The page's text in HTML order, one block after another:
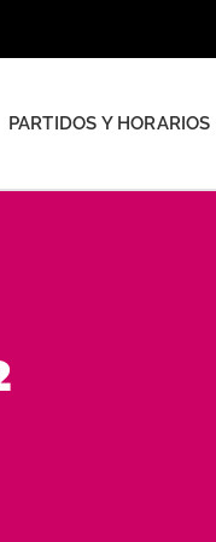
PARTIDOS Y HORARIOS